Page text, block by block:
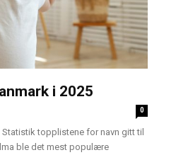
i 2025
0
Statistik topplistene for navn gitt til
ble det mest populære